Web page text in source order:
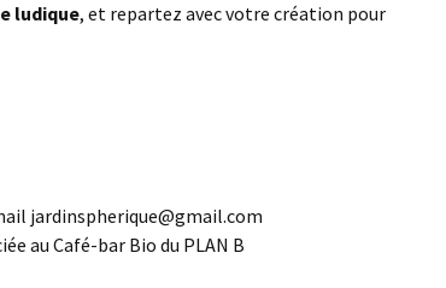
ludique, et repartez avec votre création pour
jardinspherique@gmail.com
au Café-bar Bio du PLAN B